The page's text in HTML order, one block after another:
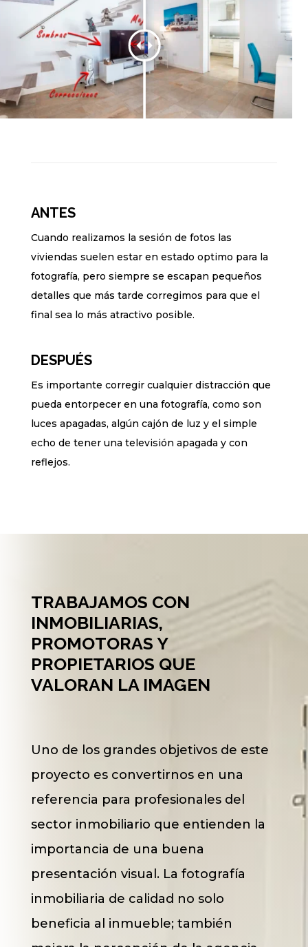
ANTES
Cuando realizamos la sesión de fotos las
viviendas suelen estar en estado optimo para la
fotografía, pero siempre se escapan pequeños
detalles que más tarde corregimos para que el
final sea lo más atractivo posible.
DESPUÉS
Es importante corregir cualquier distracción que
pueda entorpecer en una fotografía, como son
luces apagadas, algún cajón de luz y el simple
echo de tener una televisión apagada y con
reflejos.
TRABAJAMOS CON
INMOBILIARIAS,
PROMOTORAS Y
PROPIETARIOS QUE
VALORAN LA IMAGEN
Uno de los grandes objetivos de este
proyecto es convertirnos en una
referencia para profesionales del
sector inmobiliario que entienden la
importancia de una buena
presentación visual. La fotografía
inmobiliaria de calidad no solo
beneficia al inmueble; también